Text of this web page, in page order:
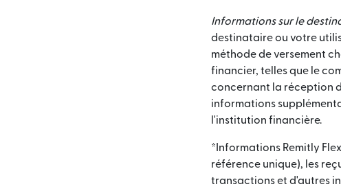
Informations sur le
destinataire ou votre
méthode de versement
financier, telles que le
concernant la réception
informations
l'institution financière.
*Informations Remitly
référence unique), les
transactions et d'autres